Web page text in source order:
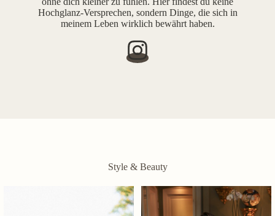
Hochglanz-Versprechen, sondern Dinge, die sich in
meinem Leben wirklich bewährt haben.
Style & Beauty